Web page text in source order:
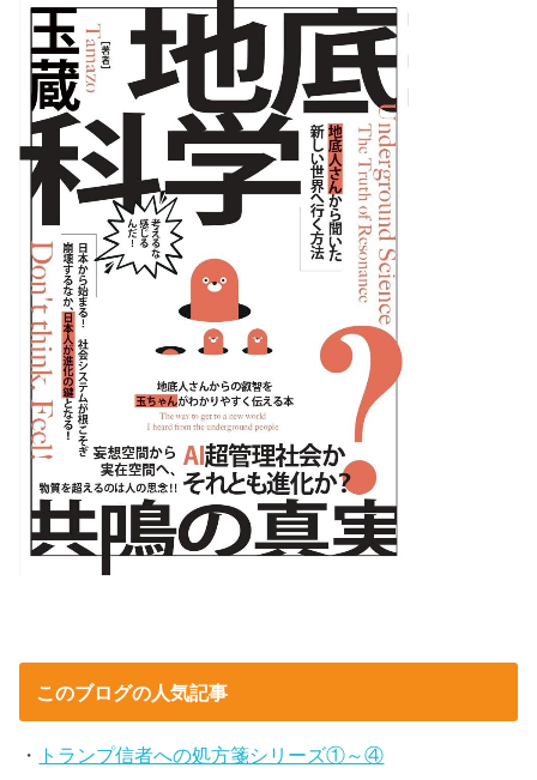
このブログの人気記事
・ トランプ信者への処方箋シリーズ①～④